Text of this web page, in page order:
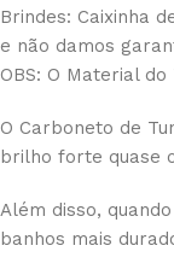
Brindes: Caixinha
e não damos
OBS: O Material
O Carboneto de
brilho forte quase
Além disso,
banhos mais